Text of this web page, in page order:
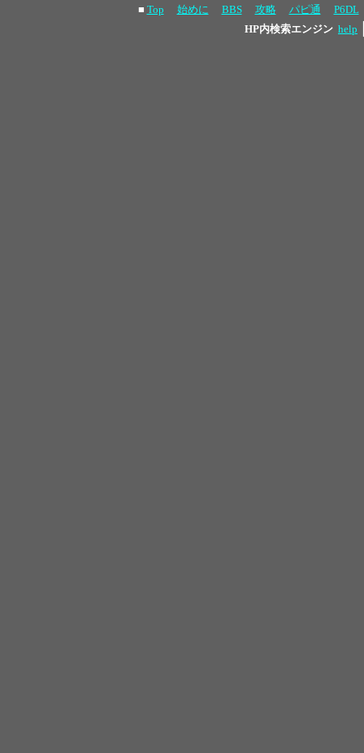
■ Top 始めに BBS 攻略 パピ通
P6DL
HP内検索エンジン help